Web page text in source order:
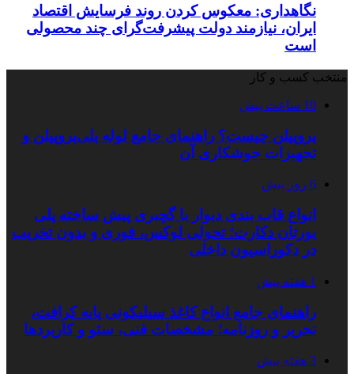
نگاهداری: معکوس کردن روند فرسایش اقتصاد
ایران، نیازمند دولت پیشرفت‌گرای چند محصولی
است
منتخب کسب و کار
10 ساعت پیش
پروپیلن چیست؟ راهنمای جامع لوله پلی‌پروپیلن و
تجهیزات جوشکاری آن
6 روز پیش
انواع قاب بندی دیوار با گچبری پیش ساخته پلی
یورتان دکارت؛ تحولی لوکس، فوری و بدون تخریب
در دکوراسیون داخلی
1 هفته پیش
راهنمای جامع انواع کاغذ سیلیکونی پایه کرافت،
تحریر و روزنامه؛ مشخصات فنی، سئو و کاربردها
3 هفته پیش